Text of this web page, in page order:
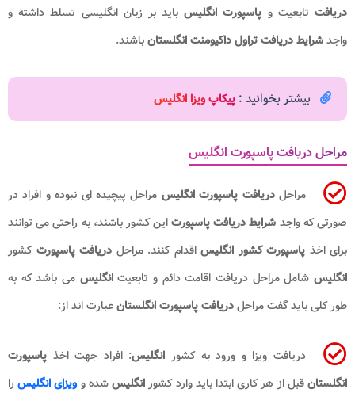
دریافت تابعیت و پاسپورت انگلیسباید بر زبان انگلیسی تسلط داشته و
واجدشرایط دریافت تراول داکیومنت انگلستانباشند.
بیشتر بخوانید : پیکاپ ویزا انگلیس
مراحل دریافت پاسپورت انگلیس
مراحلدریافت پاسپورت انگلیس مراحل پیچیده ای نبوده و افراد در
صورتی که واجد شرایط دریافت پاسپورتاین کشور باشند، به راحتی می توانند
برای اخذ پاسپورت کشور انگلیس اقدام کنند. مراحل دریافت پاسپورت کشور
انگلیسشامل مراحل دریافت اقامت دائم و تابعیتانگلیس می باشد که به
طور کلی باید گفت مراحلدریافت پاسپورت انگلستانعبارت اند از:
دریافت ویزا و ورود به کشور انگلیس: افراد جهت اخذ پاسپورت
انگلستانقبل از هر کاری ابتدا باید وارد کشورانگلیسشده وویزای انگلیسرا